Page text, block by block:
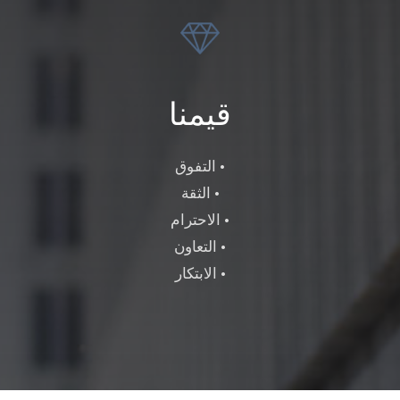
قيمنا
• التفوق
• الثقة
• الاحترام
• التعاون
• الابتكار